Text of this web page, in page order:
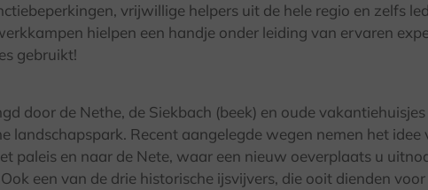
vrijwillige helpers uit de hele regio en zelfs
hielpen een handje onder leiding van ervaren
gebruikt!
door de Nethe, de Siekbach (beek) en oude vakantiehuisjes
landschapspark. Recent aangelegde wegen nemen het idee
paleis en naar de Nete, waar een nieuw oeverplaats u
een van de drie historische ijsvijvers, die ooit dienden voor